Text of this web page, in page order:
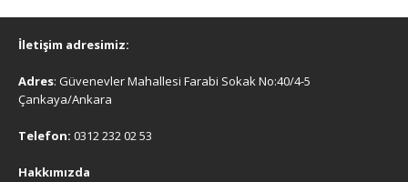
İletişim adresimiz:
Adres: Güvenevler Mahallesi Farabi Sokak No:40/4-5
Çankaya/Ankara
Telefon: 0312 232 02 53
Hakkımızda